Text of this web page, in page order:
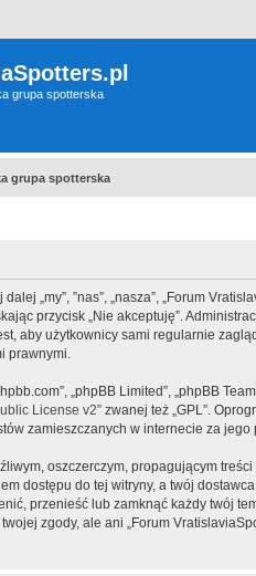
grupa spotterska
grupa spotterska
„my”, ”nas”, „nasza”, „Forum
przycisk „Nie akceptuję”.
aby użytkownicy sami regularnie
prawnymi.
„phpBB Limited”,
License v2” zwanej też „GPL”.
zamieszczanych w internecie za
oszczerczym, propagującym
dostępu do tej witryny, a twój
przenieść lub zamknąć każdy twój
zgody, ale ani „Forum